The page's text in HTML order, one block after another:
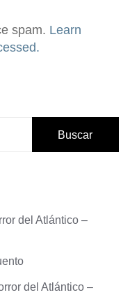
spam. Learn
del Atlántico –
del Atlántico –